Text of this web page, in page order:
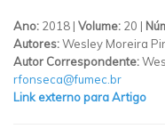
Ano: 2018 | Volume: 20 |
Autores:Wesley Moreira
Autor Correspondente:
rfonseca@fumec.br
Link externo para Artigo